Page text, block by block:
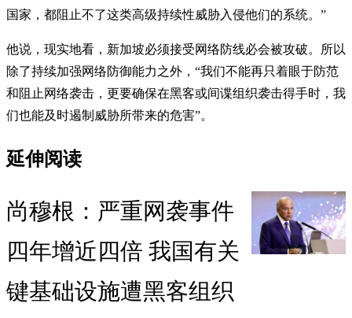
国家，都阻止不了这类高级持续性威胁入侵他们的系统。”
他说，现实地看，新加坡必须接受网络防线必会被攻破。所以
除了持续加强网络防御能力之外，“我们不能再只着眼于防范
和阻止网络袭击，更要确保在黑客或间谍组织袭击得手时，我
们也能及时遏制威胁所带来的危害”。
延伸阅读
尚穆根：严重网袭事件
四年增近四倍 我国有关
键基础设施遭黑客组织